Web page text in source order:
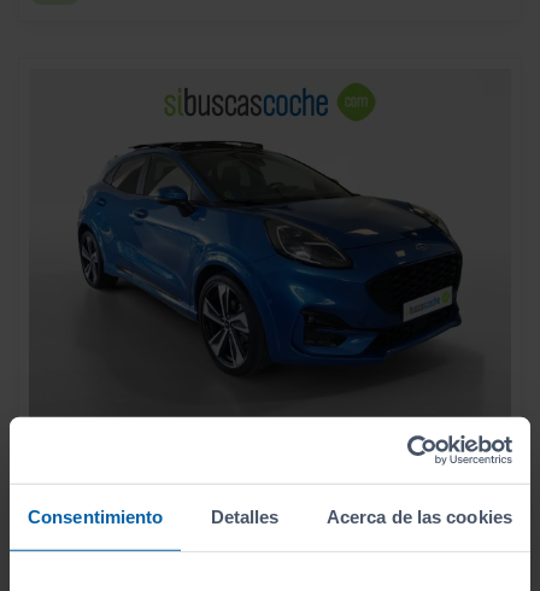
Consentimiento Detalles Acerca de las cookies
1.0 ECOBOOST 92KW ST LINE X MHEV
16.990 €